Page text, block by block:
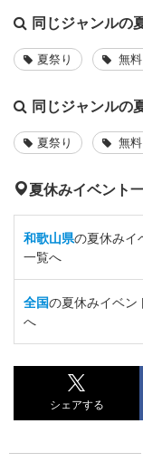
同じジャンルの
夏祭り 無
同じジャンルの
夏祭り 無
夏休みイベント
和歌山県の夏休みイ
一覧へ
全国の夏休みイベン
へ
シェアする